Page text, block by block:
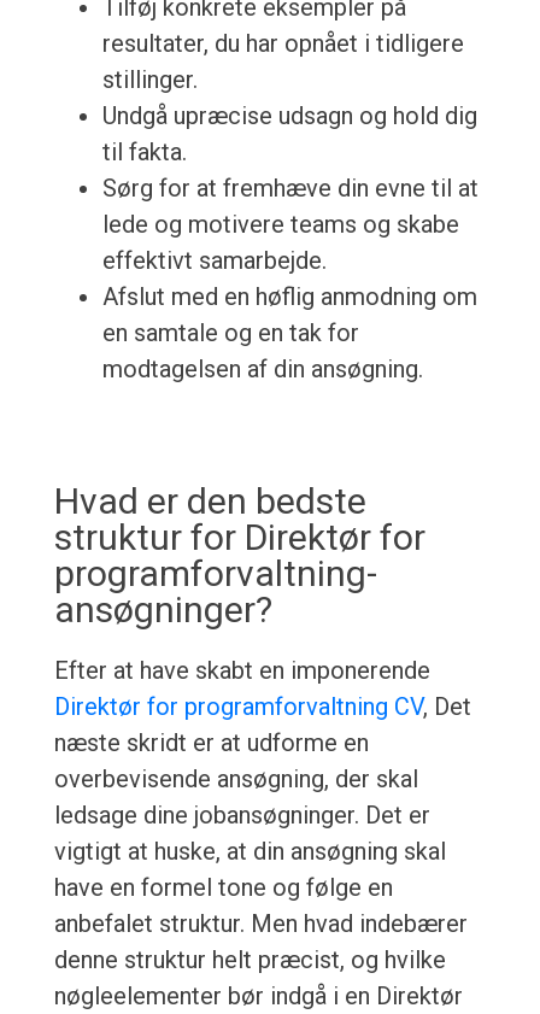
Tilføj konkrete eksempler på
resultater, du har opnået i tidligere
stillinger.
Undgå upræcise udsagn og hold dig
til fakta.
Sørg for at fremhæve din evne til at
lede og motivere teams og skabe
effektivt samarbejde.
Afslut med en høflig anmodning om
en samtale og en tak for
modtagelsen af din ansøgning.
Hvad er den bedste
struktur for Direktør for
programforvaltning-
ansøgninger?
Efter at have skabt en imponerende
Direktør for programforvaltning CV, Det
næste skridt er at udforme en
overbevisende ansøgning, der skal
ledsage dine jobansøgninger. Det er
vigtigt at huske, at din ansøgning skal
have en formel tone og følge en
anbefalet struktur. Men hvad indebærer
denne struktur helt præcist, og hvilke
nøgleelementer bør indgå i en Direktør